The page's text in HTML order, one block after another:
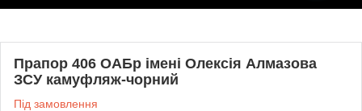
Прапор 406 ОАБр імені Олексія Алмазова
ЗСУ камуфляж-чорний
Під замовлення